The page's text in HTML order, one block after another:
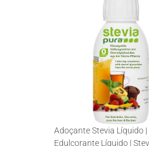
Adoçante Stevia Líquido |
Edulcorante Líquido |